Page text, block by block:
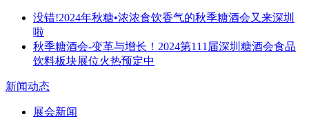
没错!2024年秋糖•浓浓食饮香气的秋季糖酒会又来深圳
啦
秋季糖酒会-变革与增长！2024第111届深圳糖酒会食品
饮料板块展位火热预定中
新闻动态
展会新闻